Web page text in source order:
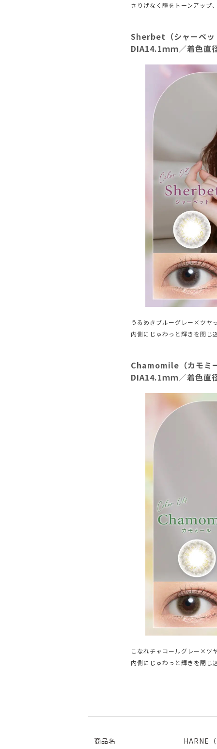
さりげなく瞳をトーンアップ
Sherbet（シャーベッ
DIA14.1ｍｍ／着色直
うるめきブルーグレー×ツヤ
内側にじゅわっと輝きを閉じ
Chamomile（カモミ
DIA14.1ｍｍ／着色直
こなれチャコールグレー×ツ
内側にじゅわっと輝きを閉じ
商品名
HARNE